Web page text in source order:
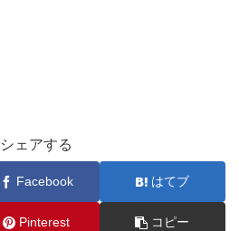
シェアする
Facebook はてブ
Pinterest コピー